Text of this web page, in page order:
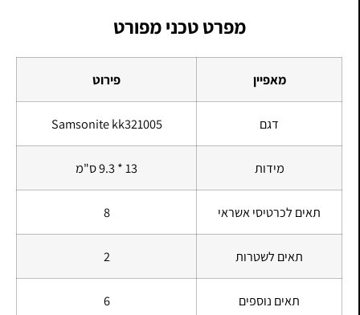
מפרט טכני מפורט
מאפיין פירוט
דגם Samsonite kk321005
מידות 13 * 9.3 ס"מ
תאים לכרטיסי אשראי 8
תאים לשטרות 2
תאים נוספים 6